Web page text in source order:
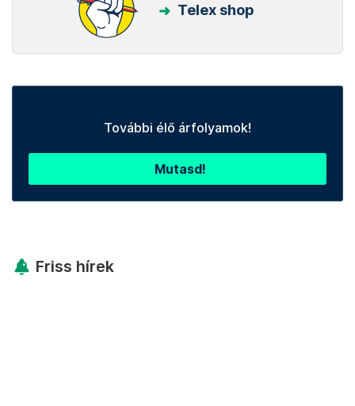
Telex shop
További élő árfolyamok!
Mutasd!
Friss hírek